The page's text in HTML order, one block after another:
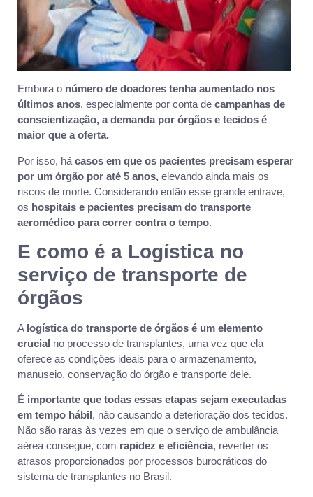
Embora o número de doadores tenha aumentado nos
últimos anos, especialmente por conta de campanhas de
conscientização, a demanda por órgãos e tecidos é
maior que a oferta.
Por isso, há casos em que os pacientes precisam esperar
por um órgão por até 5 anos, elevando ainda mais os
riscos de morte. Considerando então esse grande entrave,
os hospitais e pacientes precisam do transporte
aeromédico para correr contra o tempo.
E como é a Logística no
serviço de transporte de
órgãos
A logística do transporte de órgãos é um elemento
crucial no processo de transplantes, uma vez que ela
oferece as condições ideais para o armazenamento,
manuseio, conservação do órgão e transporte dele.
É importante que todas essas etapas sejam executadas
em tempo hábil, não causando a deterioração dos tecidos.
Não são raras às vezes em que o serviço de ambulância
aérea consegue, com rapidez e eficiência, reverter os
atrasos proporcionados por processos burocráticos do
sistema de transplantes no Brasil.